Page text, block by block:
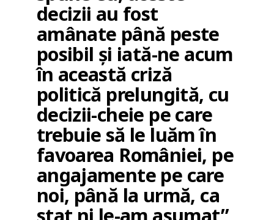
decizii au fost
amânate până peste
posibil și iată-ne acum
în această criză
politică prelungită, cu
decizii-cheie pe care
trebuie să le luăm în
favoarea României, pe
angajamente pe care
noi, până la urmă, ca